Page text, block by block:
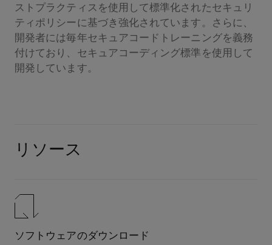
ストプラクティスを使用して標準化されたセキュリ
ティポリシーに基づき強化されています。さらに、
開発者には毎年セキュアコードトレーニングを義務
付けており、セキュアコーディング標準を使用して
開発しています。
リソース
ソフトウェアのダウンロード